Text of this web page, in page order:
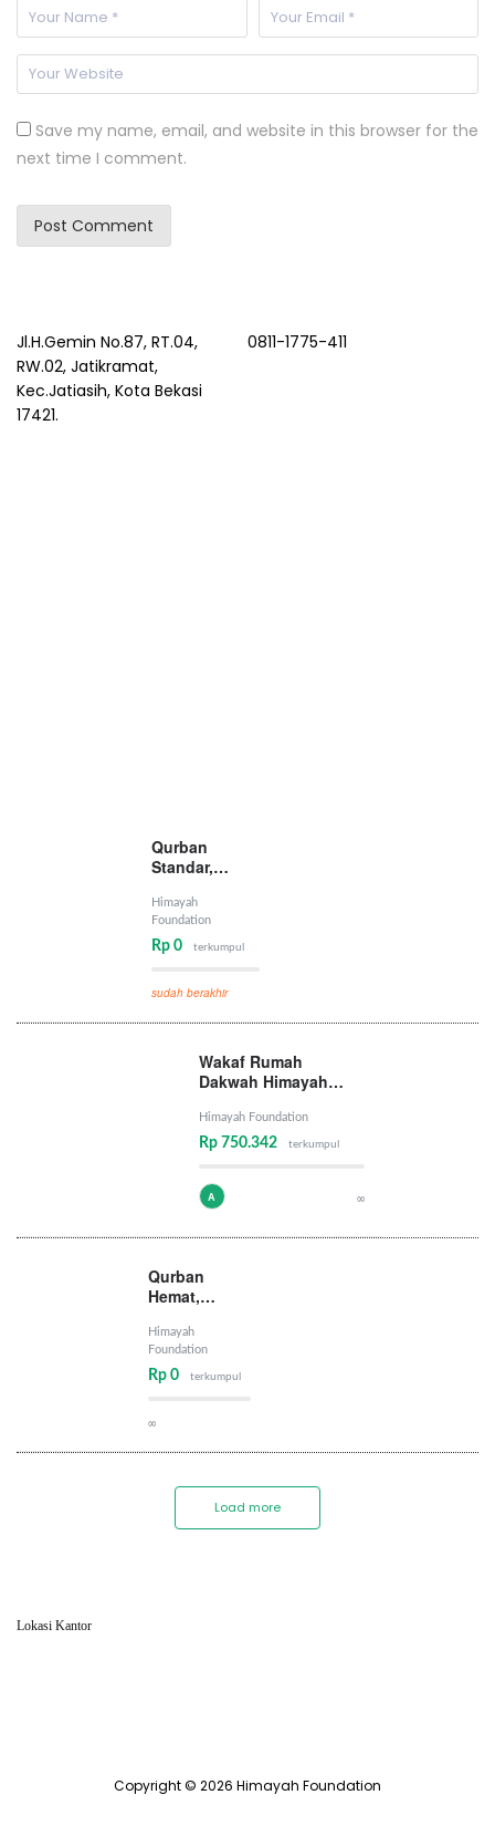
Save my name, email, and website in this browser for the
next time I comment.
Jl.H.Gemin No.87, RT.04,
RW.02, Jatikramat,
Kec.Jatiasih, Kota Bekasi
17421.
0811-1775-411
Qurban
Standar,
Himayah
Foundation
Rp 0 terkumpul
sudah berakhir
Wakaf Rumah
Dakwah Himayah
Himayah Foundation
Rp 750.342 terkumpul
A ∞
Qurban
Hemat,
Himayah
Foundation
Rp 0 terkumpul
∞
Load more
Lokasi Kantor
Copyright © 2026 Himayah Foundation